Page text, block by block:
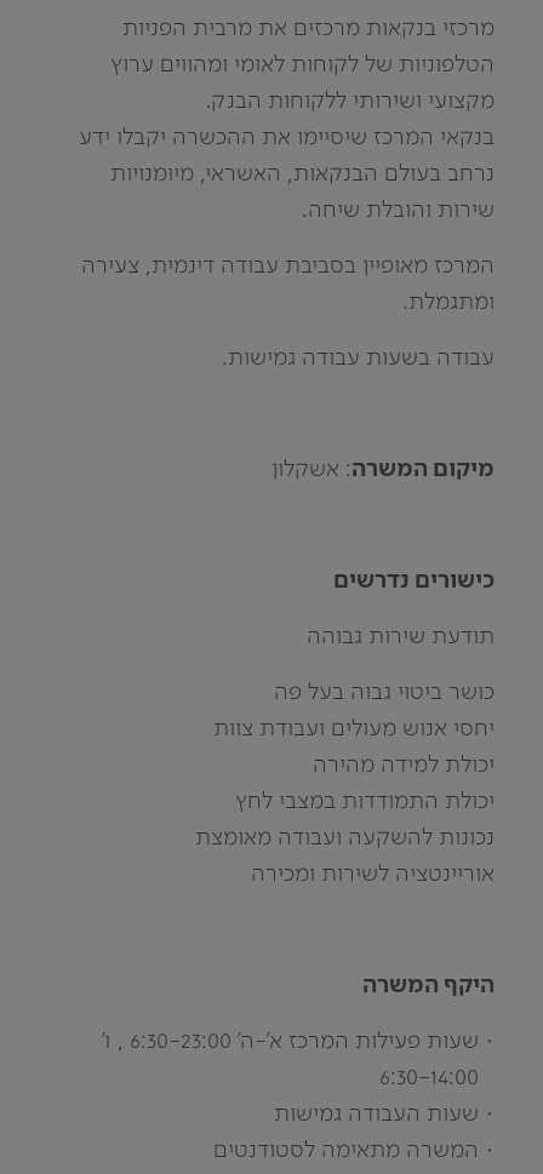
מרכזי בנקאות מרכזים את מרבית הפניות
הטלפוניות של לקוחות לאומי ומהווים ערוץ
מקצועי ושירותי ללקוחות הבנק.
בנקאי המרכז שיסיימו את ההכשרה יקבלו ידע
נרחב בעולם הבנקאות, האשראי, מיומנויות
שירות והובלת שיחה.
המרכז מאופיין בסביבת עבודה דינמית, צעירה
ומתגמלת.
עבודה בשעות עבודה גמישות.
מיקום המשרה: אשקלון
כישורים נדרשים
תודעת שירות גבוהה
כושר ביטוי גבוה בעל פה
יחסי אנוש מעולים ועבודת צוות
יכולת למידה מהירה
יכולת התמודדות במצבי לחץ
נכונות להשקעה ועבודה מאומצת
אוריינטציה לשירות ומכירה
היקף המשרה
שעות פעילות המרכז א'-ה' 6:30-23:00 , ו'
6:30-14:00
שעות העבודה גמישות
המשרה מתאימה לסטודנטים